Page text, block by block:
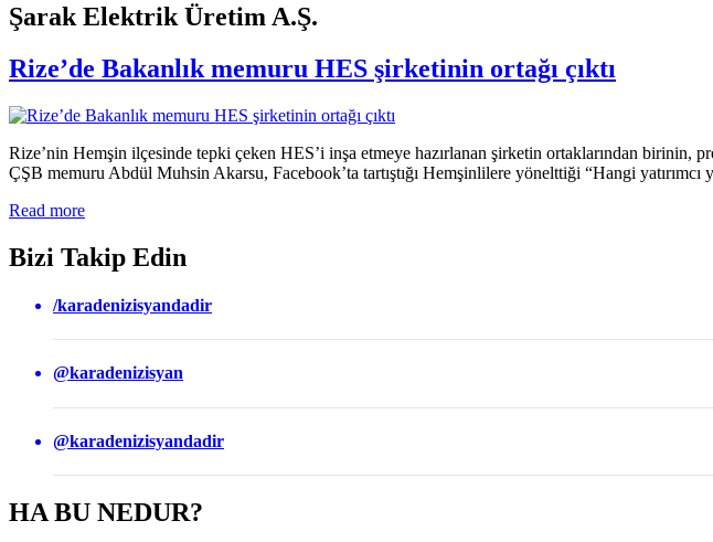
Şarak Elektrik Üretim A.Ş.
Rize’de Bakanlık memuru HES şirketinin ortağı çıktı
Rize’nin Hemşin ilçesinde tepki çeken HES’i inşa etmeye hazırlanan şirketin ortaklarından birinin,
ÇŞB memuru Abdül Muhsin Akarsu, Facebook’ta tartıştığı Hemşinlilere yönelttiği “Hangi yatırımcı
Read more
Bizi Takip Edin
/karadenizisyandadir
@karadenizisyan
@karadenizisyandadir
HA BU NEDUR?